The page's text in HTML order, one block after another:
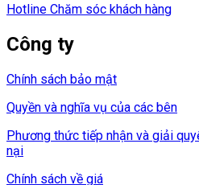
Hotline Chăm sóc khách hàng
Công ty
Chính sách bảo mật
Quyền và nghĩa vụ của các bên
Phương thức tiếp nhận và giải
nại
Chính sách về giá